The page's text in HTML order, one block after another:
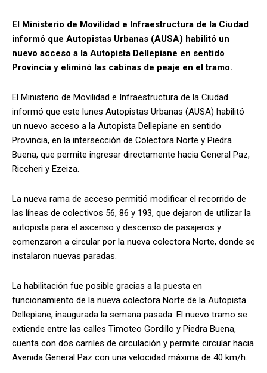
El Ministerio de Movilidad e Infraestructura de la Ciudad
informó que Autopistas Urbanas (AUSA) habilitó un
nuevo acceso a la Autopista Dellepiane en sentido
Provincia y eliminó las cabinas de peaje en el tramo.
El Ministerio de Movilidad e Infraestructura de la Ciudad
informó que este lunes Autopistas Urbanas (AUSA) habilitó
un nuevo acceso a la Autopista Dellepiane en sentido
Provincia, en la intersección de Colectora Norte y Piedra
Buena, que permite ingresar directamente hacia General Paz,
Riccheri y Ezeiza.
La nueva rama de acceso permitió modificar el recorrido de
las líneas de colectivos 56, 86 y 193, que dejaron de utilizar la
autopista para el ascenso y descenso de pasajeros y
comenzaron a circular por la nueva colectora Norte, donde se
instalaron nuevas paradas.
La habilitación fue posible gracias a la puesta en
funcionamiento de la nueva colectora Norte de la Autopista
Dellepiane, inaugurada la semana pasada. El nuevo tramo se
extiende entre las calles Timoteo Gordillo y Piedra Buena,
cuenta con dos carriles de circulación y permite circular hacia
Avenida General Paz con una velocidad máxima de 40 km/h.